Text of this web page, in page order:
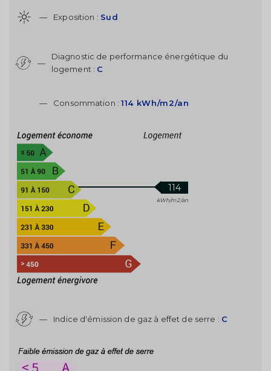
— Exposition : Sud
—
Diagnostic de performance énergétique du
logement : C
— Consommation :114 kWh/m2/an
114
kWh/m2/an
— Indice d'émission de gaz à effet de serre : C